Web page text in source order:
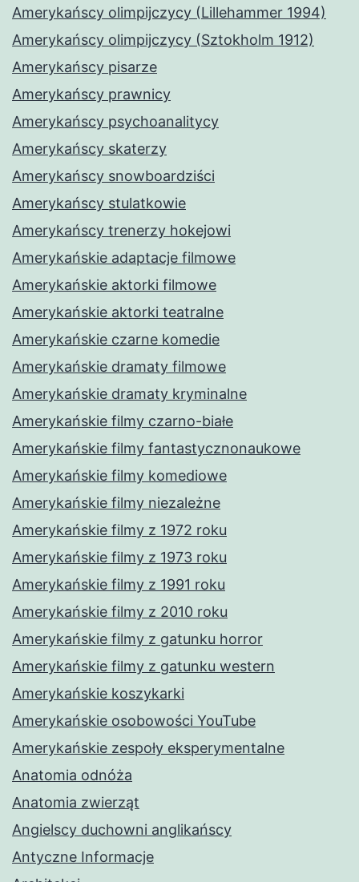
Amerykańscy olimpijczycy (Lillehammer 1994)
Amerykańscy olimpijczycy (Sztokholm 1912)
Amerykańscy pisarze
Amerykańscy prawnicy
Amerykańscy psychoanalitycy
Amerykańscy skaterzy
Amerykańscy snowboardziści
Amerykańscy stulatkowie
Amerykańscy trenerzy hokejowi
Amerykańskie adaptacje filmowe
Amerykańskie aktorki filmowe
Amerykańskie aktorki teatralne
Amerykańskie czarne komedie
Amerykańskie dramaty filmowe
Amerykańskie dramaty kryminalne
Amerykańskie filmy czarno-białe
Amerykańskie filmy fantastycznonaukowe
Amerykańskie filmy komediowe
Amerykańskie filmy niezależne
Amerykańskie filmy z 1972 roku
Amerykańskie filmy z 1973 roku
Amerykańskie filmy z 1991 roku
Amerykańskie filmy z 2010 roku
Amerykańskie filmy z gatunku horror
Amerykańskie filmy z gatunku western
Amerykańskie koszykarki
Amerykańskie osobowości YouTube
Amerykańskie zespoły eksperymentalne
Anatomia odnóża
Anatomia zwierząt
Angielscy duchowni anglikańscy
Antyczne Informacje